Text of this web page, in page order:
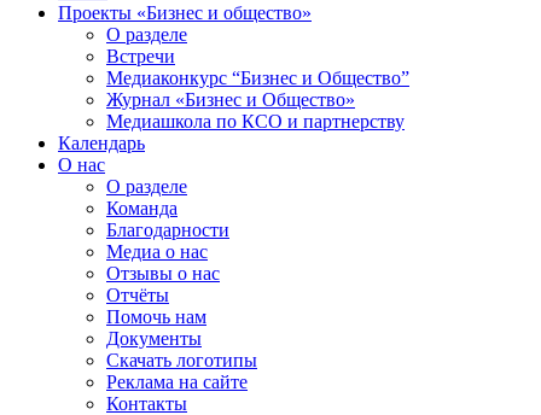
Проекты «Бизнес и общество»
О разделе
Встречи
Медиаконкурс “Бизнес и Общество”
Журнал «Бизнес и Общество»
Медиашкола по КСО и партнерству
Календарь
О нас
О разделе
Команда
Благодарности
Медиа о нас
Отзывы о нас
Отчёты
Помочь нам
Документы
Скачать логотипы
Реклама на сайте
Контакты